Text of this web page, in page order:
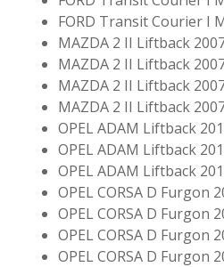
FORD Transit Courier I
MAZDA 2 II Liftback
MAZDA 2 II Liftback
MAZDA 2 II Liftback
MAZDA 2 II Liftback
OPEL ADAM Liftback
OPEL ADAM Liftback
OPEL ADAM Liftback
OPEL CORSA D Furgon
OPEL CORSA D Furgon
OPEL CORSA D Furgon
OPEL CORSA D Furgon